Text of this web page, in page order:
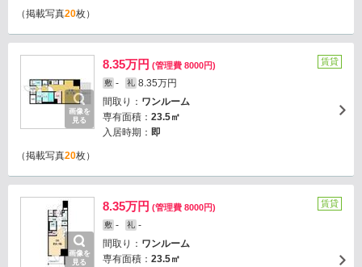
（掲載写真20枚）
画像を
見る
8.35万円 (管理費 8000円)
敷 - 礼 8.35万円
間取り： ワンルーム
専有面積： 23.5㎡
入居時期： 即
賃貸
（掲載写真20枚）
画像を
見る
8.35万円 (管理費 8000円)
敷 - 礼 -
間取り： ワンルーム
専有面積： 23.5㎡
賃貸